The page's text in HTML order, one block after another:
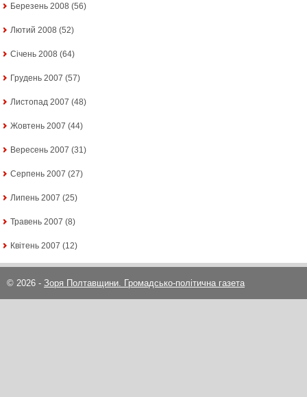
Березень 2008 (56)
Лютий 2008 (52)
Січень 2008 (64)
Грудень 2007 (57)
Листопад 2007 (48)
Жовтень 2007 (44)
Вересень 2007 (31)
Серпень 2007 (27)
Липень 2007 (25)
Травень 2007 (8)
Квітень 2007 (12)
© 2026 - Зоря Полтавщини. Громадсько-політична газета